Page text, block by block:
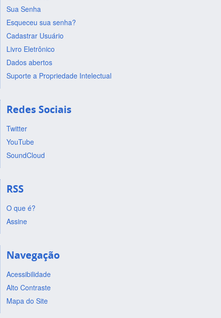
Sua Senha
Esqueceu sua senha?
Cadastrar Usuário
Livro Eletrônico
Dados abertos
Suporte a Propriedade Intelectual
Redes Sociais
Twitter
YouTube
SoundCloud
RSS
O que é?
Assine
Navegação
Acessibilidade
Alto Contraste
Mapa do Site